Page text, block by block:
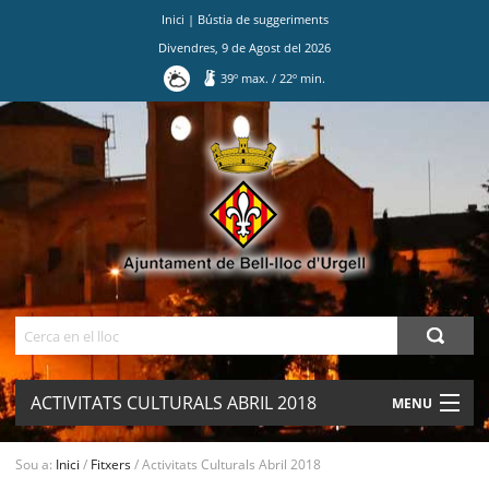
Inici | Bústia de suggeriments
Divendres 9 de Agost del 2026
39º max./ 22º min.
ACTIVITATS CULTURALS ABRIL 2018 MENU
Sou a: Inici / Fitxers/Activitats Culturals Abril 2018